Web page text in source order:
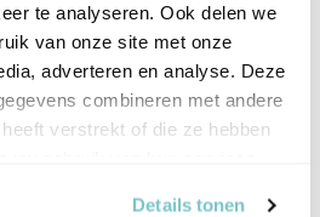
te analyseren. Ook delen we
van onze site met onze
adverteren en analyse. Deze
combineren met andere
verstrekt of die ze hebben
Details tonen
€ 50 Anders, nl.